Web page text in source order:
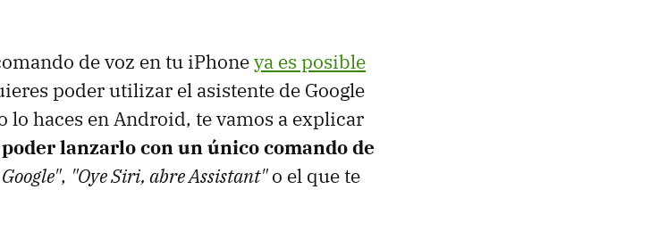
de voz en tu iPhoneya es posible
poder utilizar el asistente de Google
lo haces en Android, te vamos a explicar
lanzarlo con un único comando de
, "Oye Siri, abre Assistant"o el que te